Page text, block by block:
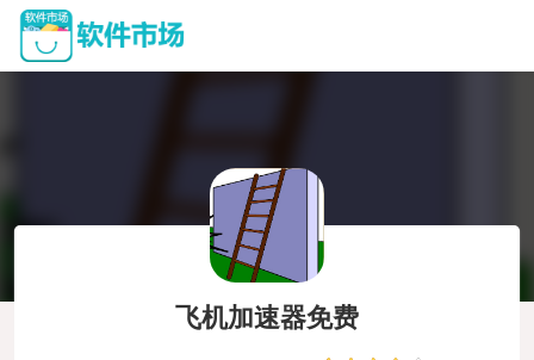
飞机加速器免费